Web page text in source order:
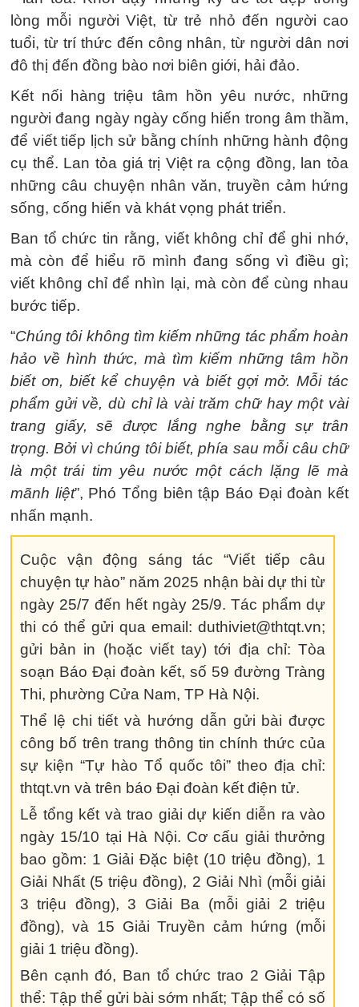
lòng mỗi người Việt, từ trẻ nhỏ đến người cao
tuổi, từ trí thức đến công nhân, từ người dân nơi
đô thị đến đồng bào nơi biên giới, hải đảo.
Kết nối hàng triệu tâm hồn yêu nước, những
người đang ngày ngày cống hiến trong âm thầm,
để viết tiếp lịch sử bằng chính những hành động
cụ thể. Lan tỏa giá trị Việt ra cộng đồng, lan tỏa
những câu chuyện nhân văn, truyền cảm hứng
sống, cống hiến và khát vọng phát triển.
Ban tổ chức tin rằng, viết không chỉ để ghi nhớ,
mà còn để hiểu rõ mình đang sống vì điều gì;
viết không chỉ để nhìn lại, mà còn để cùng nhau
bước tiếp.
“Chúng tôi không tìm kiếm những tác phẩm hoàn
hảo về hình thức, mà tìm kiếm những tâm hồn
biết ơn, biết kể chuyện và biết gợi mở. Mỗi tác
phẩm gửi về, dù chỉ là vài trăm chữ hay một vài
trang giấy, sẽ được lắng nghe bằng sự trân
trọng. Bởi vì chúng tôi biết, phía sau mỗi câu chữ
là một trái tim yêu nước một cách lặng lẽ mà
mãnh liệt”, Phó Tổng biên tập Báo Đại đoàn kết
nhấn mạnh.
Cuộc vận động sáng tác “Viết tiếp câu
chuyện tự hào” năm 2025 nhận bài dự thi từ
ngày 25/7 đến hết ngày 25/9. Tác phẩm dự
thi có thể gửi qua email: duthiviet@thtqt.vn;
gửi bản in (hoặc viết tay) tới địa chỉ: Tòa
soạn Báo Đại đoàn kết, số 59 đường Tràng
Thi, phường Cửa Nam, TP Hà Nội.
Thể lệ chi tiết và hướng dẫn gửi bài được
công bố trên trang thông tin chính thức của
sự kiện “Tự hào Tổ quốc tôi” theo địa chỉ:
thtqt.vn và trên báo Đại đoàn kết điện tử.
Lễ tổng kết và trao giải dự kiến diễn ra vào
ngày 15/10 tại Hà Nội. Cơ cấu giải thưởng
bao gồm: 1 Giải Đặc biệt (10 triệu đồng), 1
Giải Nhất (5 triệu đồng), 2 Giải Nhì (mỗi giải
3 triệu đồng), 3 Giải Ba (mỗi giải 2 triệu
đồng), và 15 Giải Truyền cảm hứng (mỗi
giải 1 triệu đồng).
Bên cạnh đó, Ban tổ chức trao 2 Giải Tập
thể: Tập thể gửi bài sớm nhất; Tập thể có số